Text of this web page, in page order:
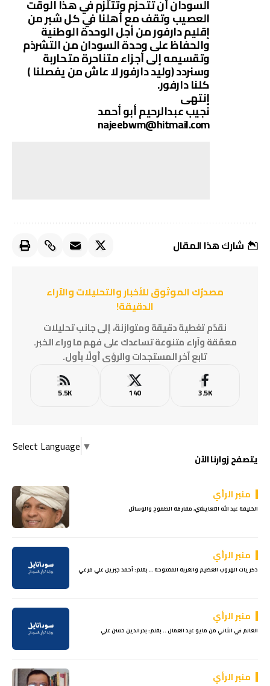
السودان أن تتحزم وتتلزم في هذا الوقت
العصيب وتقف مع أهلنا في كل شبر من
إقليم دارفور من أجل الوحدة الوطنية
والحفاظ على وحدة السودان من التشرذم
وتقسيمه إلى أجزاء متناحرة متحاربة
وسنردد (وليد دارفور لا عاش من يفصلنا )
كلنا دارفور.
إنتهى
نجيب عبدالرحيم أبو أحمد
najeebwm@hitmail.com
شارك هذا المقال
مصدرُك الموثوق للأخبار والتحليلات والآراء
الدقيقة!
نقدّم تغطية دقيقة ومتوازنة، إلى جانب تحليلات
معمّقة وآراء متنوعة تساعدك على فهم ما وراء الخبر.
تابع آخر المستجدات والرؤى أولًا بأول.
3.5K
140
5.5K
Select Language ▼
يتصفح زوارنا الآن
منبر الرأي
الخليفة عبد الله التعايشي، مفارقة الطموح والوسائل
منبر الرأي
ذكريات الهروب العظيم والغربة المفتوحة … بقلم: أحمد جبريل علي مرعي
منبر الرأي
العالم في الثاني من مايو عيد العمال .. بقلم: بدرالدين حسن علي
منبر الرأي